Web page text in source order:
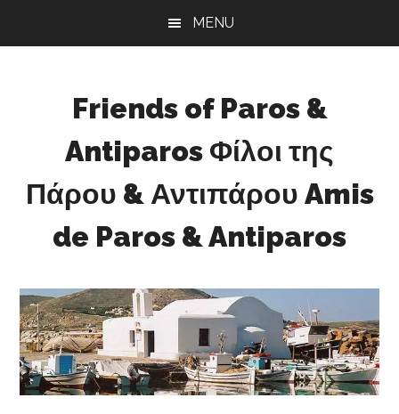
MENU
Friends of Paros &
Antiparos Φίλοι της
Πάρου & Αντιπάρου Amis
de Paros & Antiparos
development
for
Paros
&
Antiparos